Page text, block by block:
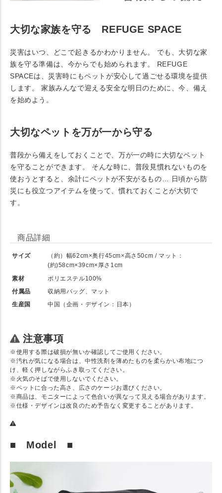
大切な家族を守る REFUGE SPACE
災害はいつ、どこで起きるかわかりません。 でも、大切な家
族を守る準備は、今からでも始められます。 REFUGE
SPACEは、災害時にもペットが安心して過ごせる環境を提供
します。 家族みんなで迎える安全な明日のために、今、備え
を始めよう。
大切なペットを万が一から守る
普段から備えをしておくことで、万が一の時に大切なペット
を守ることができます。 そんな時に、普段見慣れないものを
使おうとすると、余計にペットが不安がるもの… 日頃から防
災にも役立つアイテムを使って、慣れておくことが大切で
す。
商品詳細
サイズ
（約）幅62cm×奥行45cm×高さ50cm / マット：
(約)58cm×39cm×厚さ1cm
素材
ポリエステル100%
付属品
収納用バッグ、マット
生産国
中国（企画・デザイン：日本）
注意事項
※使用する際は破損が無いか確認してご使用ください。
※汚れが気になる場合は、中性洗剤を薄めたものを柔らかい布地につ
け、軽く押しながらふき取ってください。
※火気のそばで使用しないでください。
※ペットに合った高さ、広さのケージお選びください。
※商品は、モニターによって色合いが異なって見える場合があります。
※仕様・デザインは改良のため予告なく変更することがあります。
■ Model ■